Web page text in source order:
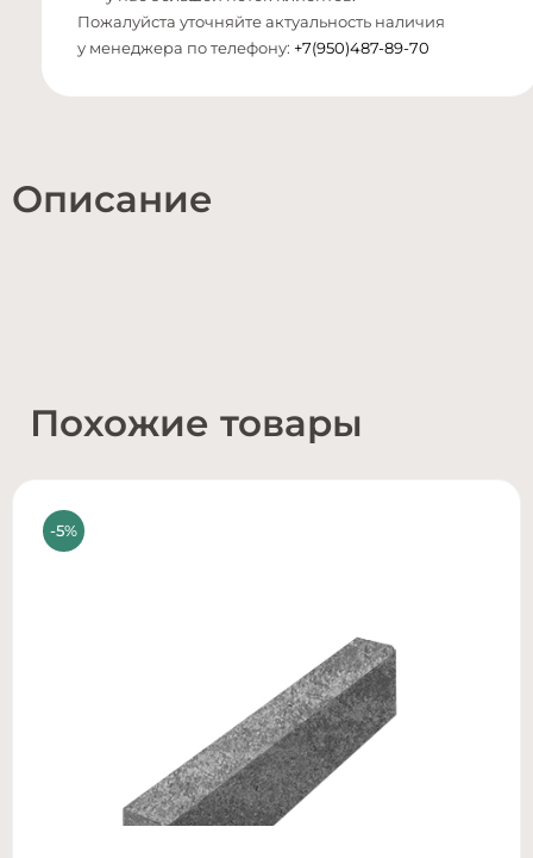
Пожалуйста уточняйте актуальность наличия
у менеджера по телефону: +7(950)487-89-70
Описание
Похожие товары